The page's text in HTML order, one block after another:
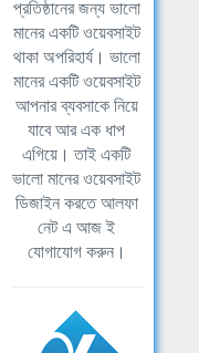
প্রতিষ্ঠানের জন্য ভালো
মানের একটি ওয়েবসাইট
থাকা অপরিহার্য। ভালো
মানের একটি ওয়েবসাইট
আপনার ব্যবসাকে নিয়ে
যাবে আর এক ধাপ
এগিয়ে। তাই একটি
ভালো মানের ওয়েবসাইট
ডিজাইন করতে আলফা
নেট এ আজ ই
যোগাযোগ করুন।